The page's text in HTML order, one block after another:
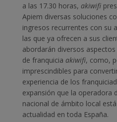
a las 17.30 horas, akiwifi
Apiem diversas soluciones
ingresos recurrentes con su
las que ya ofrecen a sus
abordarán diversos
de franquicia akiwifi, como,
imprescindibles para
experiencia de los
expansión que la operadora
nacional de ámbito local
actualidad en toda España.